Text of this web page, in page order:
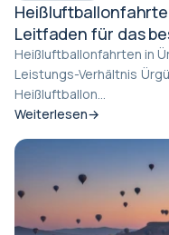
Leitfaden für das
Verhältnis
Heißluftballonfahrten in
Leistungs-Verhältnis Ürgüp ist einer der besten Orte, um eine
Heißluftballon...
Weiterlesen